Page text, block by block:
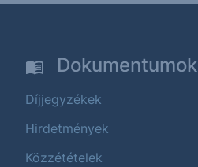
Dokumentumok
Díjjegyzékek
Hirdetmények
Közzétételek